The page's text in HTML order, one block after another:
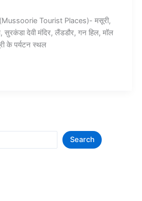
Tourist Places)- मसूरी,
सुरकंडा देवी मंदिर, लैंडडौर, गन हिल, मॉल
के पर्यटन स्थल
Search